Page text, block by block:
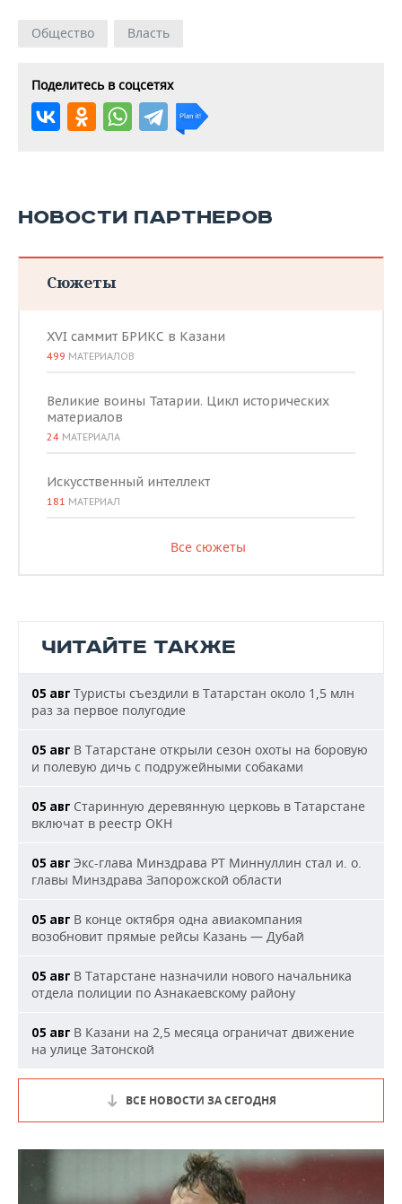
Общество Власть
Поделитесь в соцсетях
НОВОСТИ ПАРТНЕРОВ
Сюжеты
XVI саммит БРИКС в Казани
499 МАТЕРИАЛОВ
Великие воины Татарии. Цикл исторических
материалов
24 МАТЕРИАЛА
Искусственный интеллект
181 МАТЕРИАЛ
Все сюжеты
ЧИТАЙТЕ ТАКЖЕ
05 авг Туристы съездили в Татарстан около 1,5 млн
раз за первое полугодие
05 авг В Татарстане открыли сезон охоты на боровую
и полевую дичь с подружейными собаками
05 авг Старинную деревянную церковь в Татарстане
включат в реестр ОКН
05 авг Экс-глава Минздрава РТ Миннуллин стал и. о.
главы Минздрава Запорожской области
05 авг В конце октября одна авиакомпания
возобновит прямые рейсы Казань — Дубай
05 авг В Татарстане назначили нового начальника
отдела полиции по Азнакаевскому району
05 авг В Казани на 2,5 месяца ограничат движение
на улице Затонской
ВСЕ НОВОСТИ ЗА СЕГОДНЯ